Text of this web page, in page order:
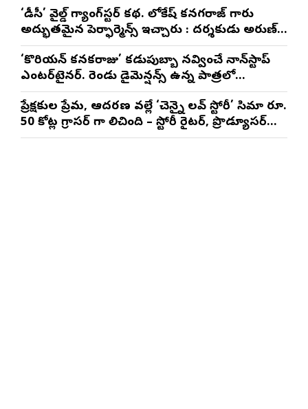
‘డీసీ’ వైల్డ్ గ్యాంగ్‌స్టర్ కథ. లోకేష్ కనగరాజ్ గారు
అద్భుతమైన పెర్ఫార్మెన్స్ ఇచ్చారు : దర్శకుడు అరుణ్
మాథేశ్వరన్
‘కొరియన్ కనకరాజు’ కడుపుబ్బా నవ్వించే నాన్‌స్టాప్
ఎంటర్‌టైనర్. రెండు డైమెన్షన్స్ ఉన్న పాత్రలో
నటించడం చాలా సంతృప్తినిచ్చింది : వరుణ్ తేజ్
ప్రేక్షకుల ప్రేమ, ఆదరణ వల్లే ‘చెన్నై లవ్ స్టోరీ’ సినిమా రూ.
50 కోట్ల గ్రాసర్ గా నిలిచింది – స్టోరీ రైటర్, ప్రొడ్యూసర్
సాయి రాజేష్